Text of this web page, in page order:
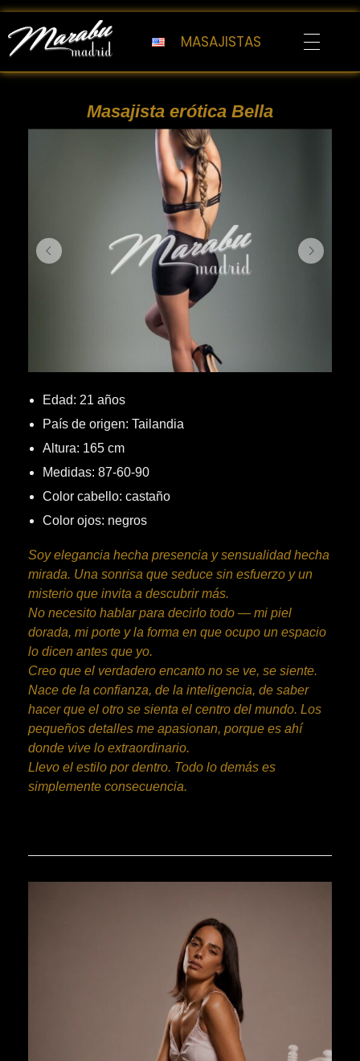
Marabu Madrid
MASAJISTAS
Masajista erótica Bella
Edad: 21 años
País de origen: Tailandia
Altura: 165 cm
Medidas: 87-60-90
Color cabello: castaño
Color ojos: negros
Soy elegancia hecha presencia y sensualidad hecha
mirada. Una sonrisa que seduce sin esfuerzo y un
misterio que invita a descubrir más.
No necesito hablar para decirlo todo — mi piel
dorada, mi porte y la forma en que ocupo un espacio
lo dicen antes que yo.
Creo que el verdadero encanto no se ve, se siente.
Nace de la confianza, de la inteligencia, de saber
hacer que el otro se sienta el centro del mundo. Los
pequeños detalles me apasionan, porque es ahí
donde vive lo extraordinario.
Llevo el estilo por dentro. Todo lo demás es
simplemente consecuencia.